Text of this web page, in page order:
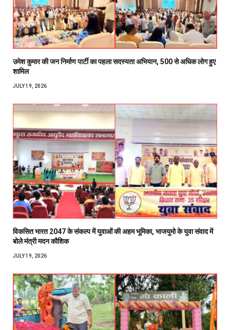
उमेश कुमार की जन निर्माण पार्टी का पहला सदस्यता अभियान, 500 से अधिक लोग हुए
शामिल
JULY 19, 2026
विकसित भारत 2047 के संकल्प में युवाओं की अहम भूमिका, भाजयुमो के युवा संवाद में
बोले मंत्री मदन कौशिक
JULY 19, 2026